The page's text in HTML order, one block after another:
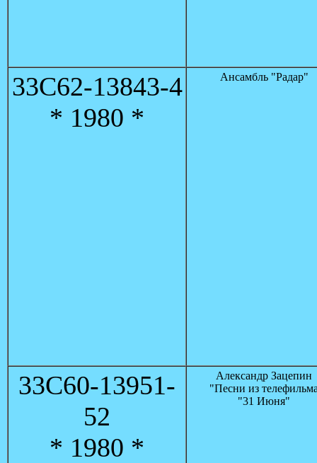
33C62-13843-4
* 1980 *
Ансамбль "Радар"
33С60-13951-
52
* 1980 *
Александр Зацепин
"Песни из
"31 Июня"